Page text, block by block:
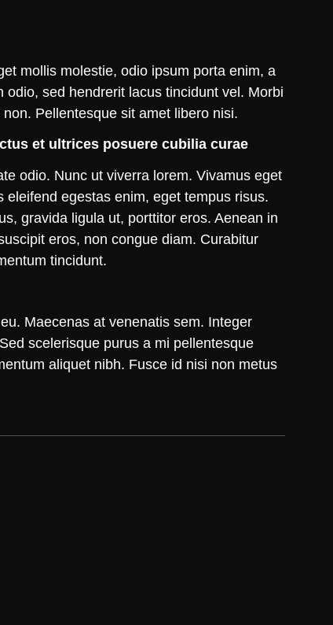
mollis molestie, odio ipsum porta enim, a
sed hendrerit lacus tincidunt vel. Morbi
Pellentesque sit amet libero nisi.
et ultrices posuere cubilia curae
odio. Nunc ut viverra lorem. Vivamus eget
egestas enim, eget tempus risus.
gravida ligula ut, porttitor eros. Aenean in
eros, non congue diam. Curabitur
tincidunt.
Maecenas at venenatis sem. Integer
scelerisque purus a mi pellentesque
aliquet nibh. Fusce id nisi non metus